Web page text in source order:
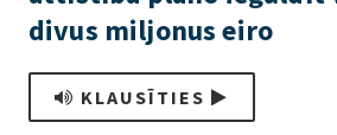
divus miljonus eiro
KLAUSĪTIES